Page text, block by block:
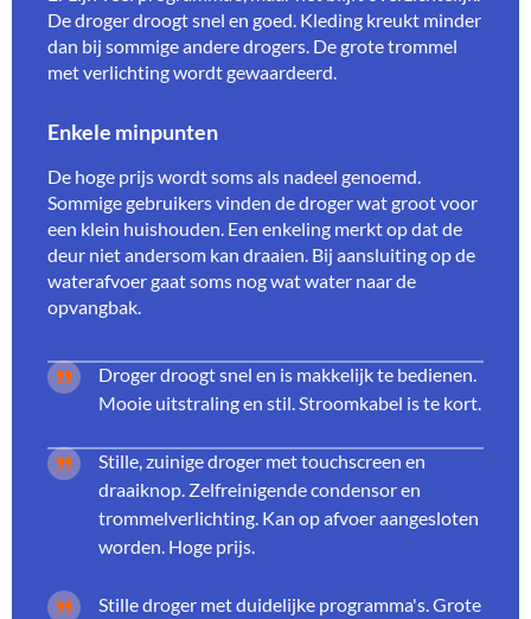
De droger droogt snel en goed. Kleding kreukt minder
dan bij sommige andere drogers. De grote trommel
met verlichting wordt gewaardeerd.
Enkele minpunten
De hoge prijs wordt soms als nadeel genoemd.
Sommige gebruikers vinden de droger wat groot voor
een klein huishouden. Een enkeling merkt op dat de
deur niet andersom kan draaien. Bij aansluiting op de
waterafvoer gaat soms nog wat water naar de
opvangbak.
Droger droogt snel en is makkelijk te bedienen.
Mooie uitstraling en stil. Stroomkabel is te kort.
Stille, zuinige droger met touchscreen en
draaiknop. Zelfreinigende condensor en
trommelverlichting. Kan op afvoer aangesloten
worden. Hoge prijs.
Stille droger met duidelijke programma's. Grote